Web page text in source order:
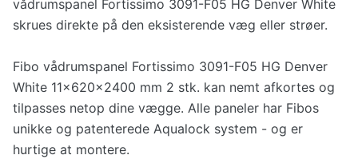
vådrumspanel Fortissimo 3091-F05 HG Denver White
skrues direkte på den eksisterende væg eller strøer.
Fibo vådrumspanel Fortissimo 3091-F05 HG Denver
White 11x620x2400 mm 2 stk. kan nemt afkortes og
tilpasses netop dine vægge. Alle paneler har Fibos
unikke og patenterede Aqualock system - og er
hurtige at montere.